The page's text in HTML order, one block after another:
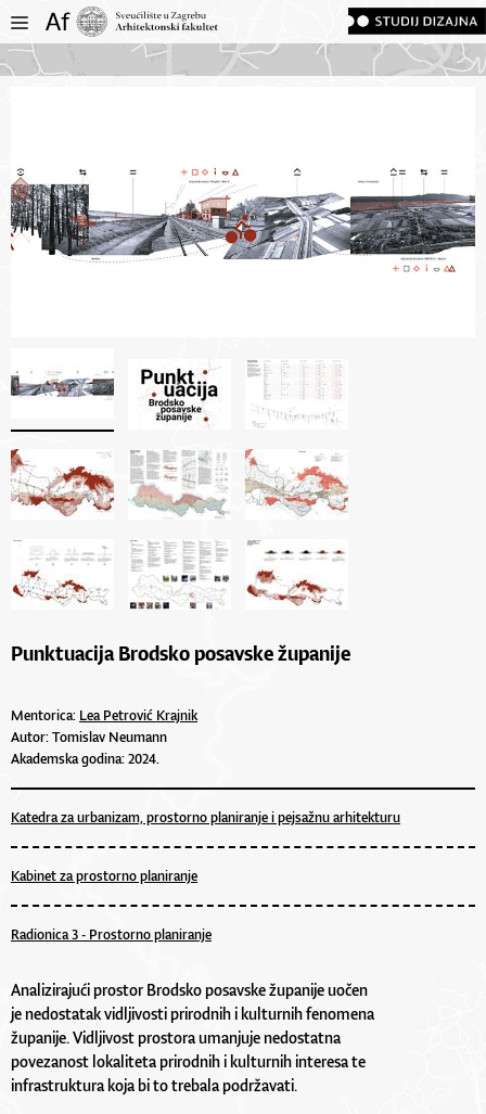
Punktuacija Brodsko posavske županije
Mentorica: Lea Petrović Krajnik
Autor: Tomislav Neumann
Akademska godina: 2024.
Katedra za urbanizam, prostorno planiranje i pejsažnu arhitekturu
Kabinet za prostorno planiranje
Radionica 3 - Prostorno planiranje
Analizirajući prostor Brodsko posavske županije uočen
je nedostatak vidljivosti prirodnih i kulturnih fenomena
županije. Vidljivost prostora umanjuje nedostatna
povezanost lokaliteta prirodnih i kulturnih interesa te
infrastruktura koja bi to trebala podržavati.